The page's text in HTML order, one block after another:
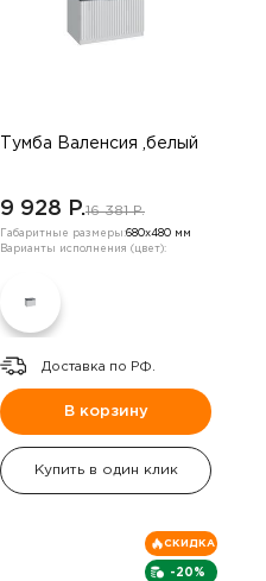
Тумба Валенсия ,белый
9 928 P.16 381 P.
Габаритные размеры:680х480 мм
Варианты исполнения (цвет):
Доставка по РФ.
В корзину
Купить в один клик
-20%
СКИДКА